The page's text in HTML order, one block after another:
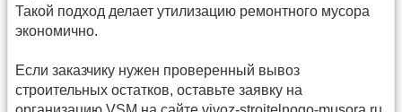
Такой подход делает утилизацию ремонтного мусора
экономично.
Если заказчику нужен проверенный вывоз
строительных остатков, оставьте заявку на